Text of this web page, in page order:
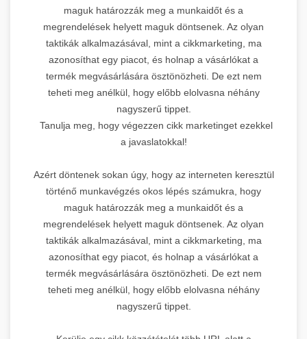
maguk határozzák meg a munkaidőt és a
megrendelések helyett maguk döntsenek. Az olyan
taktikák alkalmazásával, mint a cikkmarketing, ma
azonosíthat egy piacot, és holnap a vásárlókat a
termék megvásárlására ösztönözheti. De ezt nem
teheti meg anélkül, hogy előbb elolvasna néhány
nagyszerű tippet.
Tanulja meg, hogy végezzen cikk marketinget ezekkel
a javaslatokkal!
Azért döntenek sokan úgy, hogy az interneten keresztül
történő munkavégzés okos lépés számukra, hogy
maguk határozzák meg a munkaidőt és a
megrendelések helyett maguk döntsenek. Az olyan
taktikák alkalmazásával, mint a cikkmarketing, ma
azonosíthat egy piacot, és holnap a vásárlókat a
termék megvásárlására ösztönözheti. De ezt nem
teheti meg anélkül, hogy előbb elolvasna néhány
nagyszerű tippet.